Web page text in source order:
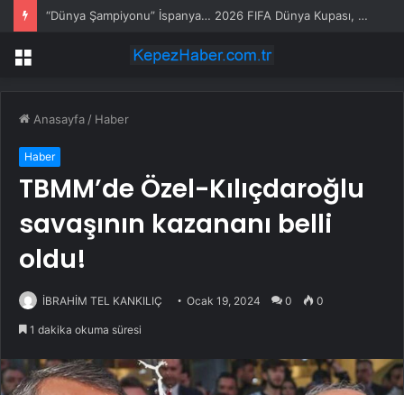
“Dünya Şampiyonu” İspanya… 2026 FIFA Dünya Kupası, Uzatmalarda Arjantin’i 1-0 Yenen İspanya’nın Oldu
Menü
Anasayfa / Haber
Haber
TBMM’de Özel-Kılıçdaroğlu
savaşının kazananı belli
oldu!
İBRAHİM TEL KANKILIÇ Ocak 19, 2024 0 0
1 dakika okuma süresi